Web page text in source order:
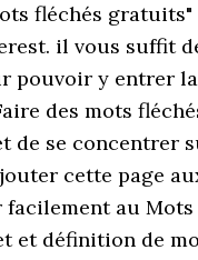
fléchés gratuits"
il vous suffit
pouvoir y entrer
des mots
de se concentrer
cette page
au Mots
et définition de